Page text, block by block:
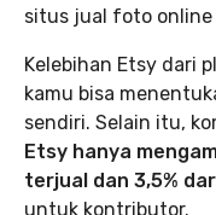
situs jual foto
Kelebihan Etsy dari
kamu bisa
sendiri. Selain itu,
Etsy hanya
terjual dan 3,5%
untuk kontributor.